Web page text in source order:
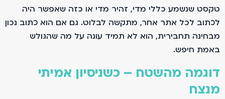
טקסט שנשמע כללי מדי, זהיר מדי או כזה שאפשר היה
לכתוב לכל אתר אחר, מתקשה לבלוט. גם אם הוא כתוב נכון
מבחינה תחבירית, הוא לא תמיד עונה על מה שהגולש
באמת חיפש.
דוגמה מהשטח – כשניסיון אמיתי
מנצח